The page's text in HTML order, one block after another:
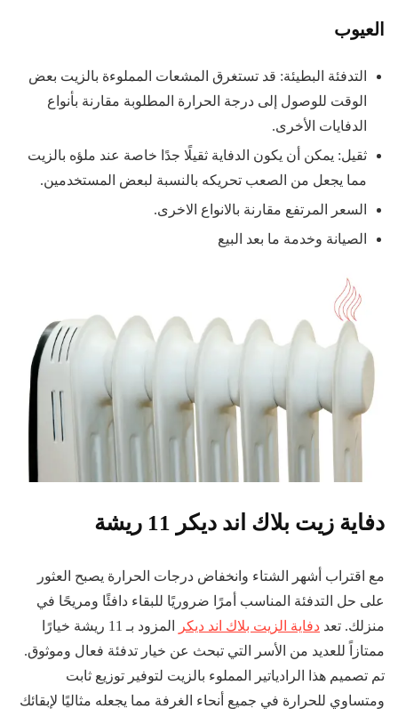
العيوب
التدفئة البطيئة: قد تستغرق المشعات المملوءة بالزيت بعض
الوقت للوصول إلى درجة الحرارة المطلوبة مقارنة بأنواع
الدفايات الأخرى.
ثقيل: يمكن أن يكون الدفاية ثقيلًا جدًا خاصة عند ملؤه بالزيت
مما يجعل من الصعب تحريكه بالنسبة لبعض المستخدمين.
السعر المرتفع مقارنة بالانواع الاخرى.
الصيانة وخدمة ما بعد البيع
دفاية زيت بلاك اند ديكر 11 ريشة
مع اقتراب أشهر الشتاء وانخفاض درجات الحرارة يصبح العثور
على حل التدفئة المناسب أمرًا ضروريًا للبقاء دافئًا ومريحًا في
منزلك. تعد دفاية الزيت بلاك اند ديكر
المزود بـ 11 ريشة خيارًا
ممتازاً للعديد من الأسر التي تبحث عن خيار تدفئة فعال وموثوق.
تم تصميم هذا الرادياتير المملوء بالزيت لتوفير توزيع ثابت
ومتساوي للحرارة في جميع أنحاء الغرفة مما يجعله مثاليًا لإبقائك